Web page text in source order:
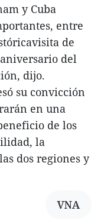
y Cuba
entre
de
del
dijo.
su convicción
en una
de los
la
dos regiones y
VNA